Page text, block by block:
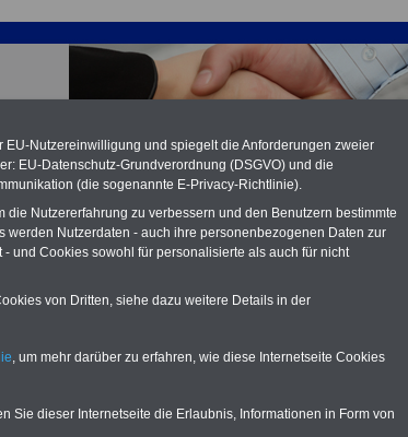
von Tarifkräften im
PDF-SERVICE:15 Euro
von 12 Monaten bleiben Sie bei den
EU-Nutzereinwilligung und spiegelt die Anforderungen zweier
EU-Datenschutz-Grundverordnung (DSGVO) und die
(die sogenannte E-Privacy-Richtlinie).
die Nutzererfahrung zu verbessern und den Benutzern bestimmte
werden Nutzerdaten - auch ihre personenbezogenen Daten zur
und Cookies sowohl für personalisierte als auch für nicht
von Dritten, siehe dazu weitere Details in der
, um mehr darüber zu erfahren, wie diese Internetseite Cookies
Sie dieser Internetseite die Erlaubnis, Informationen in Form von